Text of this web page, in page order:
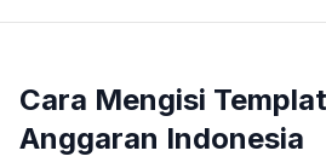
Cara Mengisi
Anggaran Indonesia